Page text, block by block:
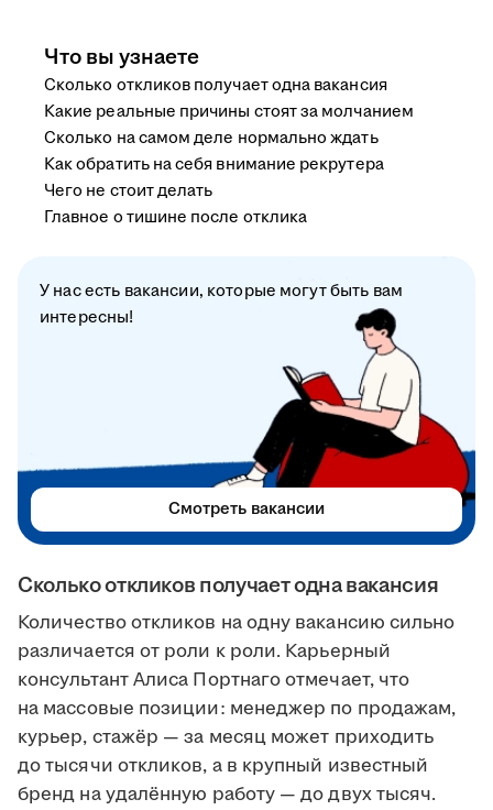
Сколько откликов получает одна вакансия
Количество откликов на одну вакансию сильно
различается от роли к роли. Карьерный
консультант Алиса Портнаго отмечает, что
на массовые позиции: менеджер по продажам,
курьер, стажёр — за месяц может приходить
до тысячи откликов, а в крупный известный
бренд на удалённую работу — до двух тысяч.
Что вы узнаете
Сколько откликов получает одна вакансия
Какие реальные причины стоят за молчанием
Сколько на самом деле нормально ждать
Как обратить на себя внимание рекрутера
Чего не стоит делать
Главное о тишине после отклика
У нас есть вакансии, которые могут быть вам
интересны!
Смотреть вакансии